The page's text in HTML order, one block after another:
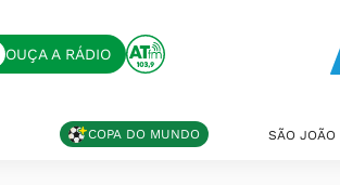
OUÇA A RÁDIO
COPA DO MUNDO SÃO JOÃO